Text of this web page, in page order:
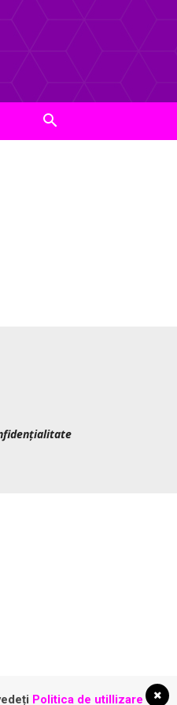
Politica de utillizare